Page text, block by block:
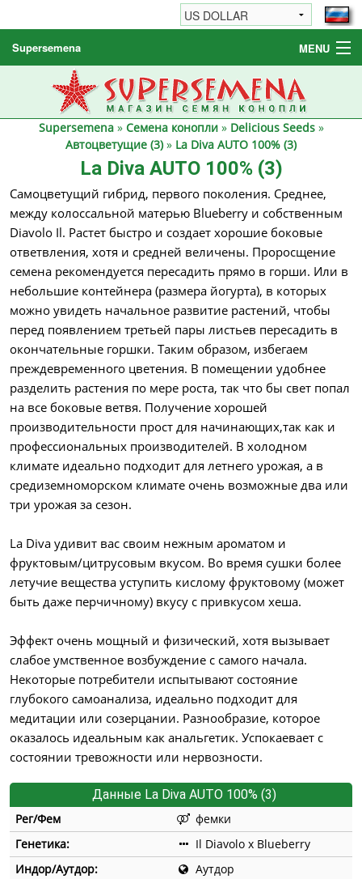
Supersemena MENU
Семена конопли
Другие товары
Как заказать / FAQ
Supersemena» Семена конопли» Delicious Seeds»
Автоцветущие (3)» La Diva AUTO 100% (3)
La Diva AUTO 100% (3)
Самоцветущий гибрид, первого поколения. Среднее,
между колоссальной матерью Blueberry и собственным
Diavolo Il. Растет быстро и создает хорошие боковые
ответвления, хотя и средней величены. Проросщение
семена рекомендуется пересадить прямо в горши. Или в
небольшие контейнера (размера йогурта), в которых
можно увидеть начальное развитие растений, чтобы
перед появлением третьей пары листьев пересадить в
окончательные горшки. Таким образом, избегаем
преждевременного цветения. В помещении удобнее
разделить растения по мере роста, так что бы свет попал
на все боковые ветвя. Получение хорошей
производительности прост для начинающих,так как и
профессиональных производителей. В холодном
климате идеально подходит для летнего урожая, а в
средиземноморском климате очень возможные два или
три урожая за сезон.
La Diva удивит вас своим нежным ароматом и
фруктовым/цитрусовым вкусом. Во время сушки более
летучие вещества уступить кислому фруктовому (может
быть даже перчичному) вкусу с привкусом хеша.
Эффект очень мощный и физический, хотя вызывает
слабое умственное возбуждение с самого начала.
Некоторые потребители испытывают состояние
глубокого самоанализа, идеально подходит для
медитации или созерцании. Разнообразие, которое
оказалось идеальным как анальгетик. Успокаевает с
состоянии тревожности или нервозности.
Данные La Diva AUTO 100% (3)
Рег/Фем
фемки
Генетика:
Il Diavolo x Blueberry
Индор/Аутдор:
Аутдор